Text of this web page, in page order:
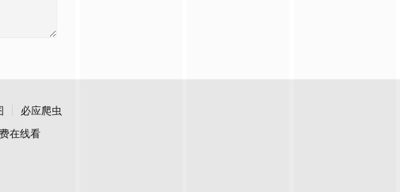
必应爬虫
在线看